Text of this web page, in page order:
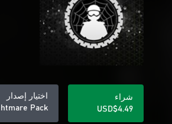
شراء
USD$4.49
اختيار إصدار
Pack